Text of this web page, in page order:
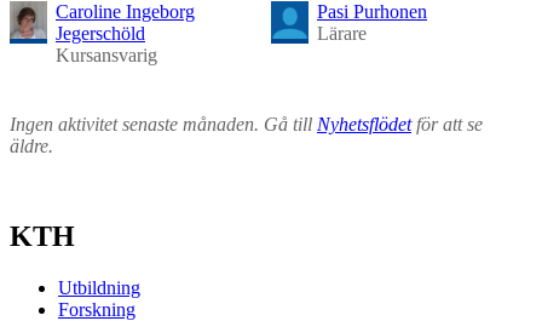
Caroline Ingeborg
Jegerschöld
Kursansvarig
Pasi Purhonen
Lärare
Ingen aktivitet senaste månaden. Gå till Nyhetsflödetför att se
äldre.
KTH
Utbildning
Forskning